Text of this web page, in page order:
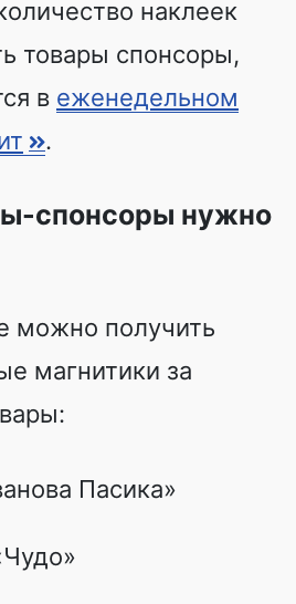
наклеек
товары спонсоры,
в еженедельном
.
спонсоры нужно
можно получить
магнитики за
Пасика»